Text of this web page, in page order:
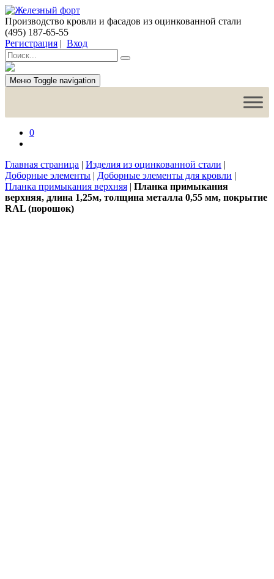
Производство кровли и фасадов из оцинкованной стали
(495) 187-65-55
Регистрация | Вход
Меню Toggle navigation
0
Главная страница | Изделия из оцинкованной стали |
Доборные элементы | Доборные элементы для кровли |
Планка примыкания верхняя | Планка примыкания
верхняя, длина 1,25м, толщина металла 0,55 мм, покрытие
RAL (порошок)